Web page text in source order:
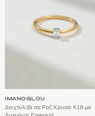
IMANOGLOU
Δαχτυλίδι σε Ροζ Χρυσό Κ18 με
Διαμάντι Emerald